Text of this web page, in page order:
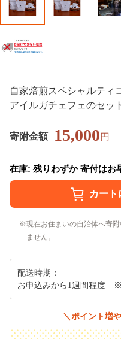
自家焙煎スペシャルティ
アイルガチェフェのセッ
寄附金額 15,000円
在庫: 残りわずか 寄付はお
現在お住まいの自治体へ寄
ません。
配送時期：
お申込みから1週間程度 ※
＼ポイント増